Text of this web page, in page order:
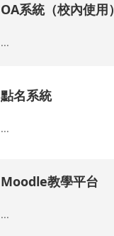
OA系統（校內使用）
...
點名系統
...
Moodle教學平台
...